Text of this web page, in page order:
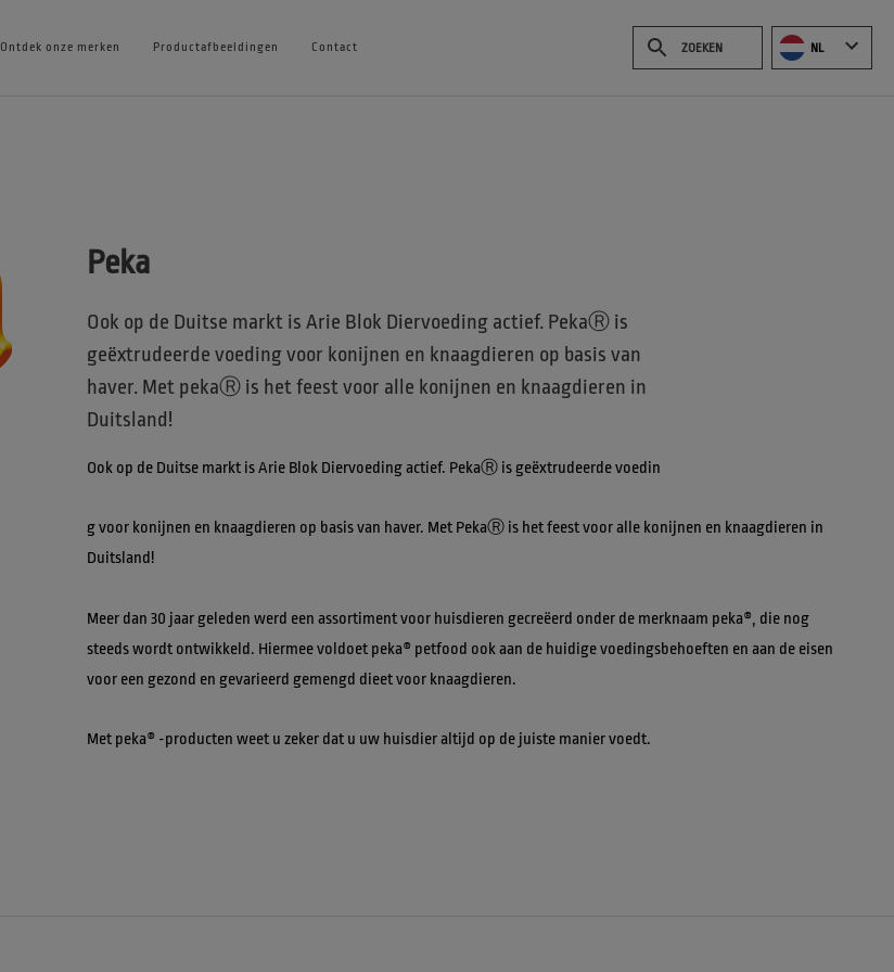
Ontdek onze merken Productafbeeldingen Contact NL
Peka
Ook op de Duitse markt is Arie Blok Diervoeding actief. PekaⓇ is
geëxtrudeerde voeding voor konijnen en knaagdieren op basis van
haver. Met pekaⓇ is het feest voor alle konijnen en knaagdieren in
Duitsland!
Ook op de Duitse markt is Arie Blok Diervoeding actief. PekaⓇ is geëxtrudeerde voedin
g voor konijnen en knaagdieren op basis van haver. Met PekaⓇ is het feest voor alle konijnen en knaagdieren in
Duitsland!
Meer dan 30 jaar geleden werd een assortiment voor huisdieren gecreëerd onder de merknaam peka®, die nog
steeds wordt ontwikkeld. Hiermee voldoet peka® petfood ook aan de huidige voedingsbehoeften en aan de eisen
voor een gezond en gevarieerd gemengd dieet voor knaagdieren.
Met peka® -producten weet u zeker dat u uw huisdier altijd op de juiste manier voedt.